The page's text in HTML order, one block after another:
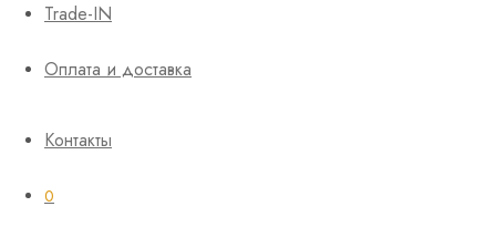
Trade-IN
Оплата и доставка
Контакты
0